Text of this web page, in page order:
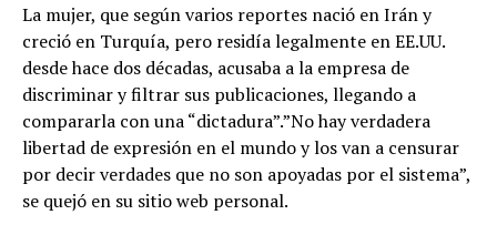
La mujer, que según varios reportes nació en Irán y
creció en Turquía, pero residía legalmente en EE.UU.
desde hace dos décadas, acusaba a la empresa de
discriminar y filtrar sus publicaciones, llegando a
compararla con una “dictadura”.”No hay verdadera
libertad de expresión en el mundo y los van a censurar
por decir verdades que no son apoyadas por el sistema”,
se quejó en su sitio web personal.